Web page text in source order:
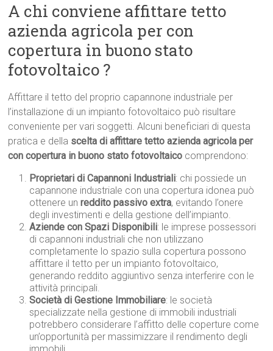
A chi conviene affittare tetto
azienda agricola per con
copertura in buono stato
fotovoltaico ?
Affittare il tetto del proprio capannone industriale per
l’installazione di un impianto fotovoltaico può risultare
conveniente per vari soggetti. Alcuni beneficiari di questa
pratica e della scelta di affittare tetto azienda agricola per
con copertura in buono stato fotovoltaico comprendono:
Proprietari di Capannoni Industriali: chi possiede un
capannone industriale con una copertura idonea può
ottenere unreddito passivo extra, evitando l’onere
degli investimenti e della gestione dell’impianto.
Aziende con Spazi Disponibili: le imprese possessori
di capannoni industriali che non utilizzano
completamente lo spazio sulla copertura possono
affittare il tetto per un impianto fotovoltaico,
generando reddito aggiuntivo senza interferire con le
attività principali.
Società di Gestione Immobiliare: le società
specializzate nella gestione di immobili industriali
potrebbero considerare l’affitto delle coperture come
un’opportunità per massimizzare il rendimento degli